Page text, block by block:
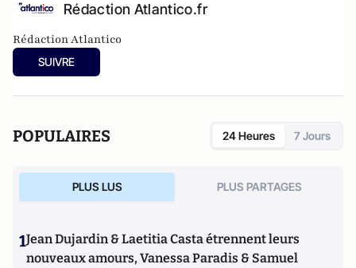
Rédaction Atlantico.fr
Rédaction Atlantico
SUIVRE
POPULAIRES 24 Heures 7 Jours
PLUS LUS PLUS PARTAGES
1Jean Dujardin & Laetitia Casta étrennent leurs
nouveaux amours, Vanessa Paradis & Samuel